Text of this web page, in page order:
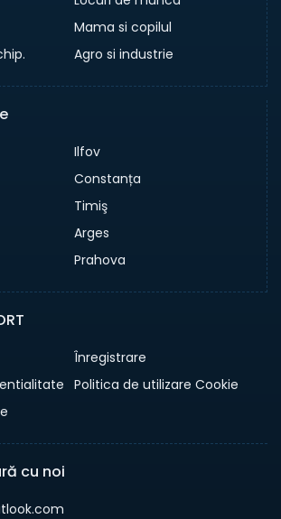
Mama si copilul
Agro si industrie
Ilfov
Constanța
Timiş
Arges
Prahova
Înregistrare
Politica de utilizare Cookie
cu noi